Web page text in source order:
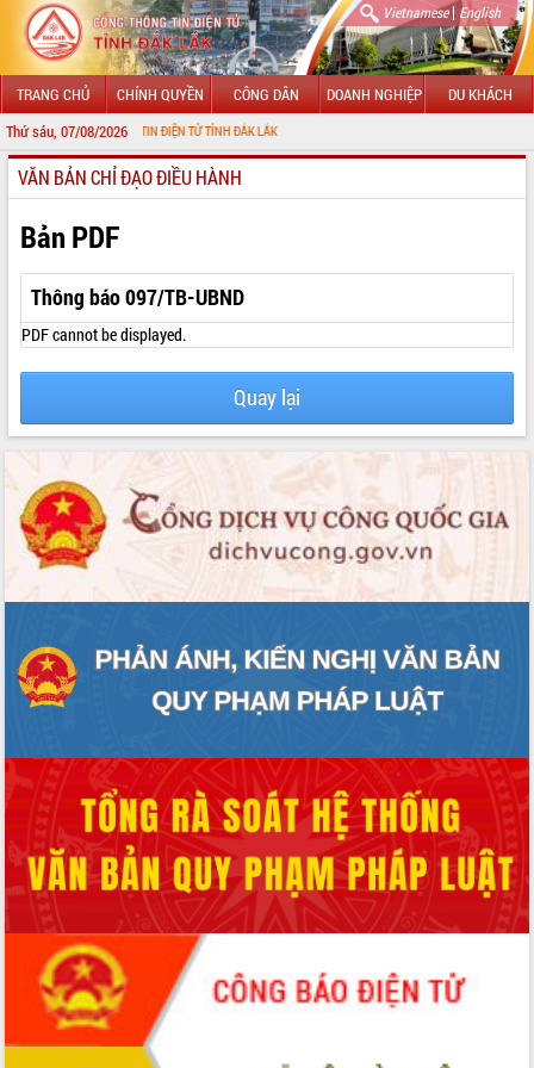
Vietnamese| English
TRANG CHỦ CHÍNH QUYỀN CÔNG DÂN DOANH NGHIỆP DU KHÁCH
Thứ sáu, 07/08/2026
THÔNG TIN ĐIỆN TỬ TỈNH ĐẮK LẮK
GIỚI THIỆU
LÃNH ĐẠO UBND TỈNH
TIN TỨC SỰ KIỆN
SỞ, BAN, NGÀNH
UBND CÁC XÃ, PHƯỜNG
THÔNG TIN CHỈ ĐẠO ĐIỀU HÀNH
VĂN BẢN HĐND TỈNH
ĐIỂM TIN VĂN BẢN
VĂN BẢN CHỈ ĐẠO ĐIỀU HÀNH
Bản PDF
Thông báo 097/TB-UBND
PDF cannot be displayed.
Quay lại